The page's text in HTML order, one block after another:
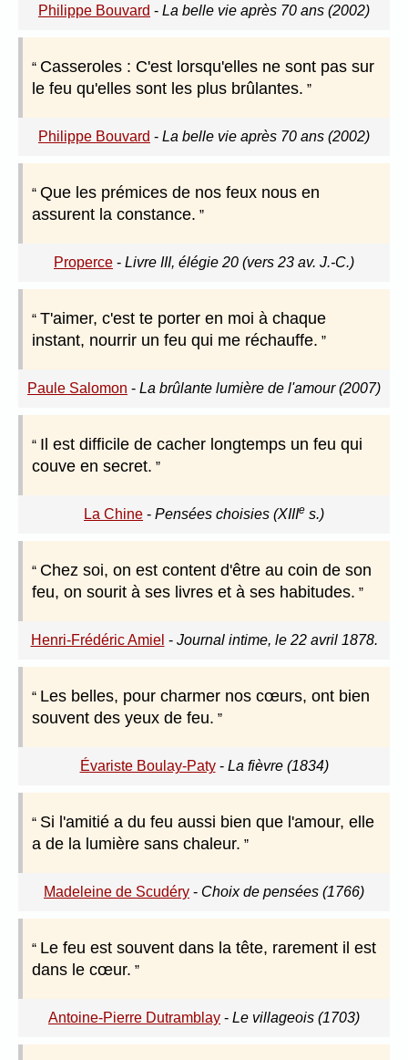
Philippe Bouvard - La belle vie après 70 ans (2002)
Casseroles : C'est lorsqu'elles ne sont pas sur
le feu qu'elles sont les plus brûlantes.
Philippe Bouvard - La belle vie après 70 ans (2002)
Que les prémices de nos feux nous en
assurent la constance.
Properce - Livre III, élégie 20 (vers 23 av. J.-C.)
T'aimer, c'est te porter en moi à chaque
instant, nourrir un feu qui me réchauffe.
Paule Salomon - La brûlante lumière de l'amour (2007)
Il est difficile de cacher longtemps un feu qui
couve en secret.
La Chine - Pensées choisies (XIIIe s.)
Chez soi, on est content d'être au coin de son
feu, on sourit à ses livres et à ses habitudes.
Henri-Frédéric Amiel - Journal intime, le 22 avril 1878.
Les belles, pour charmer nos cœurs, ont bien
souvent des yeux de feu.
Évariste Boulay-Paty- La fièvre (1834)
Si l'amitié a du feu aussi bien que l'amour, elle
a de la lumière sans chaleur.
Madeleine de Scudéry - Choix de pensées (1766)
Le feu est souvent dans la tête, rarement il est
dans le cœur.
Antoine-Pierre Dutramblay - Le villageois (1703)